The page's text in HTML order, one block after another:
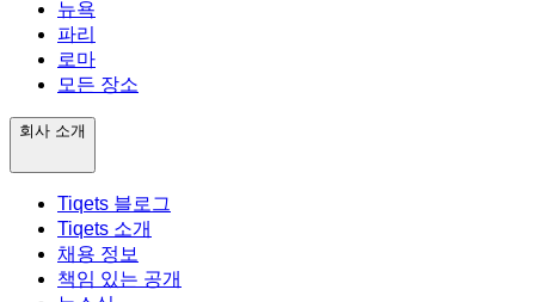
뉴욕
파리
로마
모든 장소
회사 소개
Tiqets 블로그
Tiqets 소개
채용 정보
책임 있는 공개